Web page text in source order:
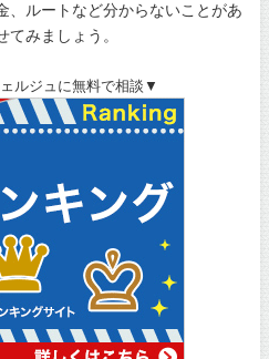
、ルートなど分からないことがあ
てみましょう。
ルジュに無料で相談▼